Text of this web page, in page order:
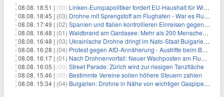
08.08. 18:51 | (00) Linken-Europapolitiker fordert EU-Haushalt für Wirtschaftsumbau
08.08. 18:45 | (03) Drohne mit Sprengstoff am Flughafen - War es Russland?
08.08. 17:49 | (02) Spanien und Italien kontrollieren Einreisen gegenseitig
08.08. 16:48 | (01) Waldbrand am Gardasee: Mehr als 200 Menschen evakuiert
08.08. 16:48 | (03) Ukrainische Drohne dringt im Nato-Staat Bulgarien ein
08.08. 16:28 | (04) Protest gegen AfD-Annäherung - Austritte beim BSW Sachsen-Anhalt
08.08. 16:17 | (01) Nach Drohnenvorfall: Neuer Wachposten am Flughafen
08.08. 16:05 | (00) Street Parade: Zürich wird zur riesigen Tanzfläche
08.08. 15:46 | (00) Bestimmte Vereine sollen höhere Steuern zahlen
08.08. 15:34 | (04) Bulgarien: Drohne in Nähe von wichtiger Gaspipeline explodiert